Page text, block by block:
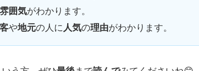
雰囲気がわかります。
や地元の人に人気の理由がわかります。